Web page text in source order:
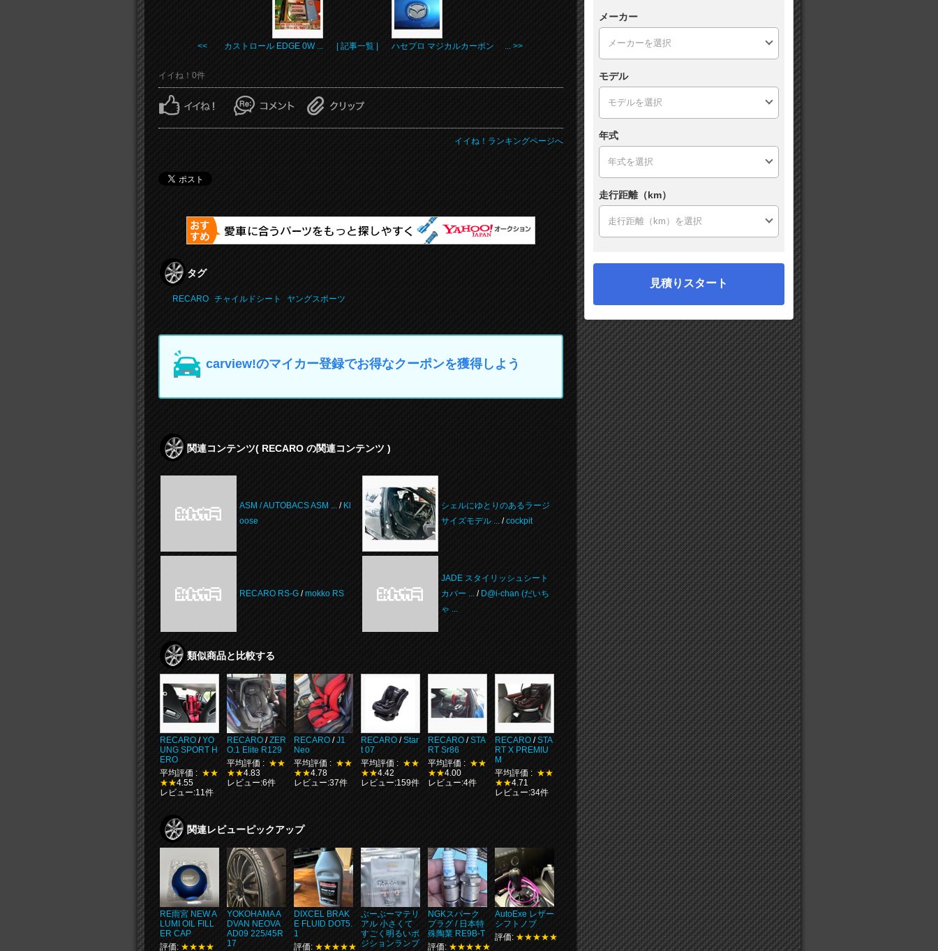
<< カストロール EDGE 0W ... | 記事一覧 | ハセプロ マジカルカーボン ... >>
イイね！0件
イイね！ランキングページへ
タグ
RECARO チャイルドシート ヤングスポーツ
carview!のマイカー登録でお得なクーポンを獲得しよう
関連コンテンツ( RECARO の関連コンテンツ )
ASM / AUTOBACS ASM ... / Kl
oose
シェルにゆとりのあるラージ
サイズモデル ...
/cockpit
RECARO RS-G /mokko RS
JADE スタイリッシュシート
カバー ...
/ D@i-chan (だいち
ゃ ...
類似商品と比較する
RECARO /YO
UNG SPORT H
ERO
平均評価 : ★★
★★4.55
レビュー:11件
RECARO /ZER
O.1 Elite R129
平均評価 : ★★
★★4.83
レビュー:6件
RECARO /J1
Neo
平均評価 : ★★
★★4.78
レビュー:37件
RECARO /Star
t 07
平均評価 : ★★
★★4.42
レビュー:159件
RECARO /STA
RT Sr86
平均評価 : ★★
★★4.00
レビュー:4件
RECARO /STA
RT X PREMIU
M
平均評価 : ★★
★★4.71
レビュー:34件
関連レビューピックアップ
RE雨宮 NEW A
LUMI OIL FILL
ER CAP
評価: ★★★★
YOKOHAMA A
DVAN NEOVA
AD09 225/45R
17
DIXCEL BRAK
E FLUID DOT5.
1
評価: ★★★★★
ぶーぶーマテリ
アル 小さくて
すごく明るいポ
ジションランプ
NGKスパーク
プラグ / 日本特
殊陶業 RE9B-T
評価: ★★★★★
AutoExe レザー
シフトノブ
評価: ★★★★★
メーカー
モデル
年式
走行距離（km）
見積りスタート